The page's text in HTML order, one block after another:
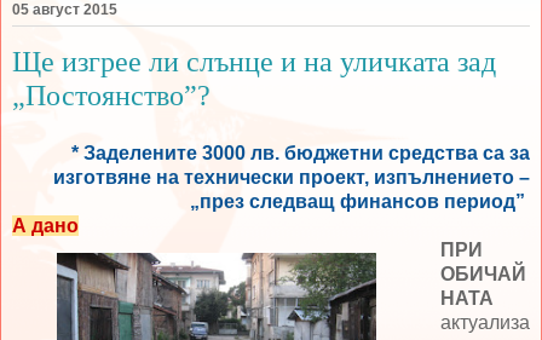
05 август 2015
Ще изгрее ли слънце и на уличката зад
„Постоянство”?
* Заделените 3000 лв. бюджетни средства са за
изготвяне на технически проект, изпълнението –
„през следващ финансов период”
А дано
ПРИ
ОБИЧАЙ
НАТА
актуализа